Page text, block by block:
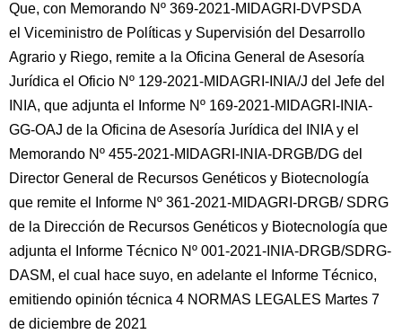
Que, con Memorando Nº 369-2021-MIDAGRI-DVPSDA
el Viceministro de Políticas y Supervisión del Desarrollo
Agrario y Riego, remite a la Oficina General de Asesoría
Jurídica el Oficio Nº 129-2021-MIDAGRI-INIA/J del Jefe del
INIA, que adjunta el Informe Nº 169-2021-MIDAGRI-INIA-
GG-OAJ de la Oficina de Asesoría Jurídica del INIA y el
Memorando Nº 455-2021-MIDAGRI-INIA-DRGB/DG del
Director General de Recursos Genéticos y Biotecnología
que remite el Informe Nº 361-2021-MIDAGRI-DRGB/ SDRG
de la Dirección de Recursos Genéticos y Biotecnología que
adjunta el Informe Técnico Nº 001-2021-INIA-DRGB/SDRG-
DASM, el cual hace suyo, en adelante el Informe Técnico,
emitiendo opinión técnica 4 NORMAS LEGALES Martes 7
de diciembre de 2021